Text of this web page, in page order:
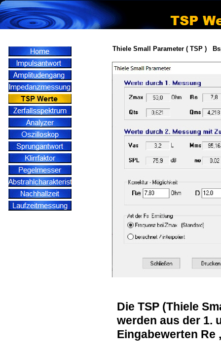
Thiele Small Parameter ( TSP )
Die TSP (Thiele
werden aus der 1.
Eingabewerten